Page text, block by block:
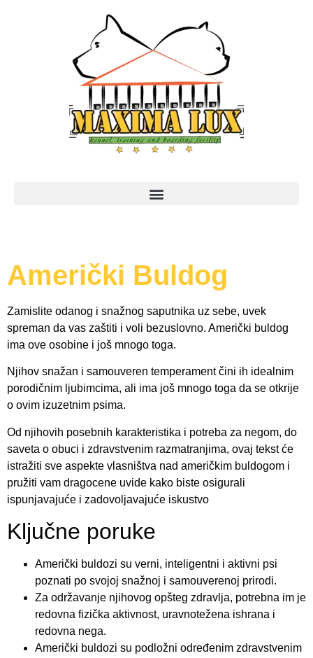
Američki Buldog
Zamislite odanog i snažnog saputnika uz sebe, uvek
spreman da vas zaštiti i voli bezuslovno. Američki buldog
ima ove osobine i još mnogo toga.
Njihov snažan i samouveren temperament čini ih idealnim
porodičnim ljubimcima, ali ima još mnogo toga da se otkrije
o ovim izuzetnim psima.
Od njihovih posebnih karakteristika i potreba za negom, do
saveta o obuci i zdravstvenim razmatranjima, ovaj tekst će
istražiti sve aspekte vlasništva nad američkim buldogom i
pružiti vam dragocene uvide kako biste osigurali
ispunjavajuće i zadovoljavajuće iskustvo
Ključne poruke
Američki buldozi su verni, inteligentni i aktivni psi
poznati po svojoj snažnoj i samouverenoj prirodi.
Za održavanje njihovog opšteg zdravlja, potrebna im je
redovna fizička aktivnost, uravnotežena ishrana i
redovna nega.
Američki buldozi su podložni određenim zdravstvenim